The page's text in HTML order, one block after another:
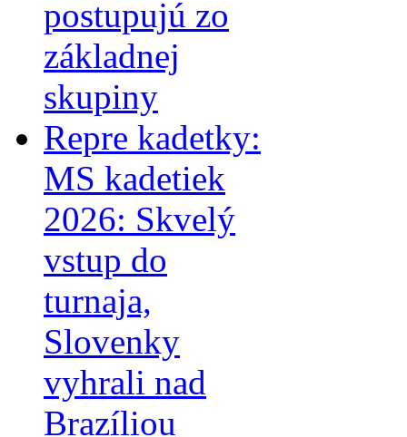
postupujú zo
základnej
skupiny
Repre kadetky:
MS kadetiek
2026: Skvelý
vstup do
turnaja,
Slovenky
vyhrali nad
Brazíliou